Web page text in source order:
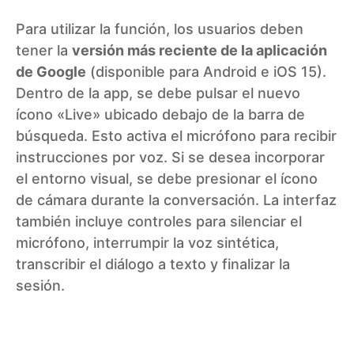
Para utilizar la función, los usuarios deben
tener la versión más reciente de la aplicación
de Google (disponible para Android e iOS 15).
Dentro de la app, se debe pulsar el nuevo
ícono «Live» ubicado debajo de la barra de
búsqueda. Esto activa el micrófono para recibir
instrucciones por voz. Si se desea incorporar
el entorno visual, se debe presionar el ícono
de cámara durante la conversación. La interfaz
también incluye controles para silenciar el
micrófono, interrumpir la voz sintética,
transcribir el diálogo a texto y finalizar la
sesión.